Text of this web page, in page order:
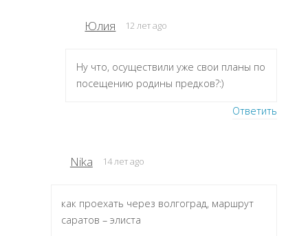
Юлия 12 лет ago
Ну что, осуществили уже свои планы по
посещению родины предков?:)
Ответить
Nika 14 лет ago
как проехать через волгоград, маршрут
саратов – элиста